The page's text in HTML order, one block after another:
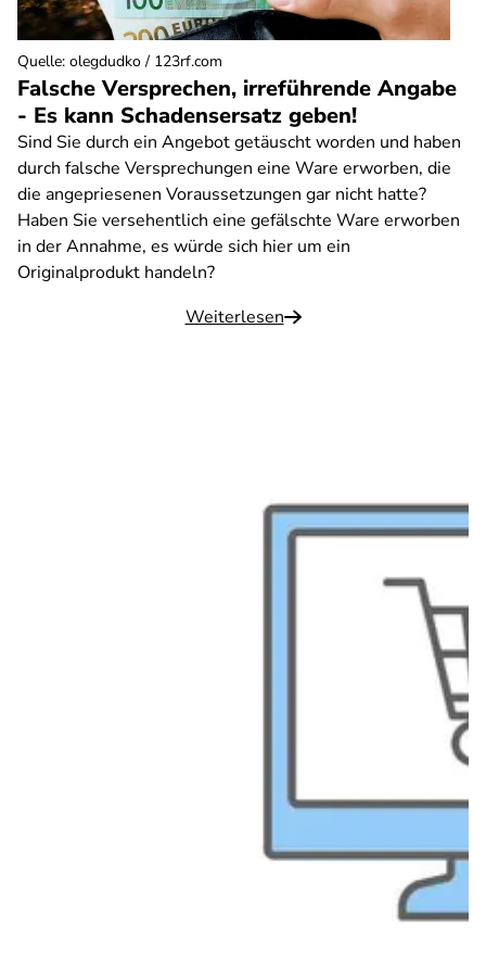
Falsche Versprechen, irreführende Angabe
- Es kann Schadensersatz geben!
Sind Sie durch ein Angebot getäuscht worden und haben
durch falsche Versprechungen eine Ware erworben, die
die angepriesenen Voraussetzungen gar nicht hatte?
Haben Sie versehentlich eine gefälschte Ware erworben
in der Annahme, es würde sich hier um ein
Originalprodukt handeln?
Weiterlesen
Quelle: olegdudko / 123rf.com